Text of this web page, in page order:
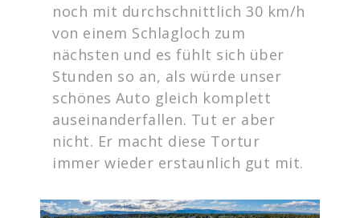
noch mit durchschnittlich 30 km/h
von einem Schlagloch zum
nächsten und es fühlt sich über
Stunden so an, als würde unser
schönes Auto gleich komplett
auseinanderfallen. Tut er aber
nicht. Er macht diese Tortur
immer wieder erstaunlich gut mit.